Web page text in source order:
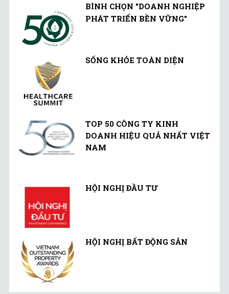
BÌNH CHỌN "DOANH NGHIỆP
PHÁT TRIỂN BỀN VỮNG"
SỐNG KHỎE TOÀN DIỆN
TOP 50 CÔNG TY KINH
DOANH HIỆU QUẢ NHẤT VIỆT
NAM
HỘI NGHỊ ĐẦU TƯ
HỘI NGHỊ BẤT ĐỘNG SẢN